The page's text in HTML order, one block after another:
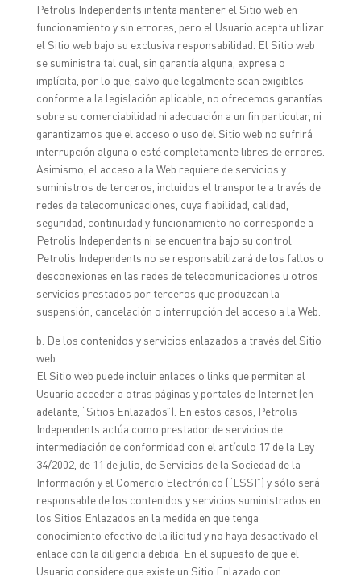
Petrolis Independents intenta mantener el Sitio web en
funcionamiento y sin errores, pero el Usuario acepta utilizar
el Sitio web bajo su exclusiva responsabilidad. El Sitio web
se suministra tal cual, sin garantía alguna, expresa o
implícita, por lo que, salvo que legalmente sean exigibles
conforme a la legislación aplicable, no ofrecemos garantías
sobre su comerciabilidad ni adecuación a un fin particular, ni
garantizamos que el acceso o uso del Sitio web no sufrirá
interrupción alguna o esté completamente libres de errores.
Asimismo, el acceso a la Web requiere de servicios y
suministros de terceros, incluidos el transporte a través de
redes de telecomunicaciones, cuya fiabilidad, calidad,
seguridad, continuidad y funcionamiento no corresponde a
Petrolis Independents ni se encuentra bajo su control
Petrolis Independents no se responsabilizará de los fallos o
desconexiones en las redes de telecomunicaciones u otros
servicios prestados por terceros que produzcan la
suspensión, cancelación o interrupción del acceso a la Web.
b. De los contenidos y servicios enlazados a través del Sitio
web
El Sitio web puede incluir enlaces o links que permiten al
Usuario acceder a otras páginas y portales de Internet (en
adelante, “Sitios Enlazados”). En estos casos, Petrolis
Independents actúa como prestador de servicios de
intermediación de conformidad con el artículo 17 de la Ley
34/2002, de 11 de julio, de Servicios de la Sociedad de la
Información y el Comercio Electrónico (“LSSI”) y sólo será
responsable de los contenidos y servicios suministrados en
los Sitios Enlazados en la medida en que tenga
conocimiento efectivo de la ilicitud y no haya desactivado el
enlace con la diligencia debida. En el supuesto de que el
Usuario considere que existe un Sitio Enlazado con